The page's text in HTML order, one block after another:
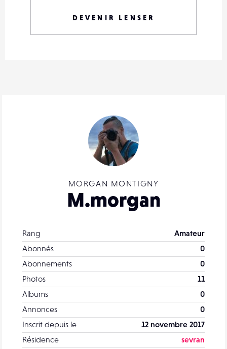
MORGAN MONTIGNY
M.morgan
Rang
Amateur
Abonnés
0
Abonnements
0
Photos
11
Albums
0
Annonces
0
Inscrit depuis le
12 novembre 2017
Résidence
sevran
DEVENIR LENSER